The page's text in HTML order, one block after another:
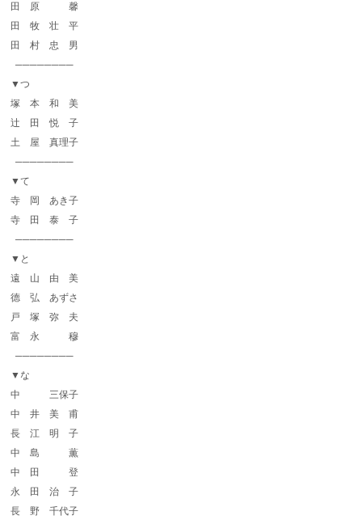
田 原 馨
田 牧 壮 平
田 村 忠 男
────────
▼つ
塚 本 和 美
辻 田 悦 子
土 屋 真理子
────────
▼て
寺 岡 あき子
寺 田 泰 子
────────
▼と
遠 山 由 美
德 弘 あずさ
戸 塚 弥 夫
富 永 穆
────────
▼な
中 三保子
中 井 美 甫
長 江 明 子
中 島 薫
中 田 登
永 田 治 子
長 野 千代子